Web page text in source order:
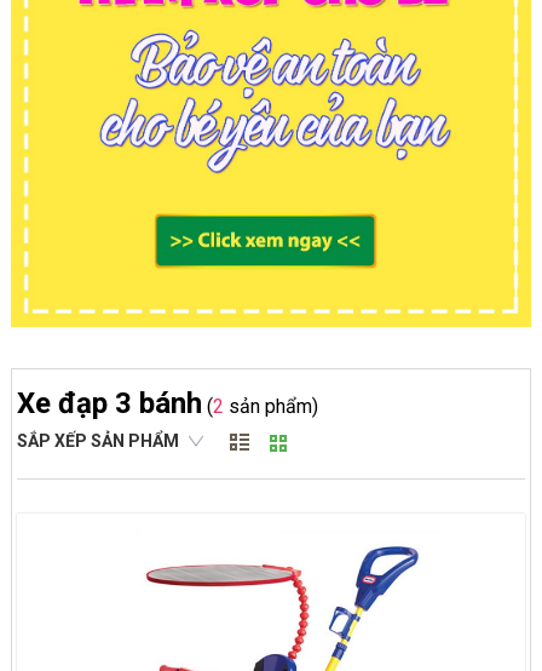
Xe đạp 3 bánh (2 sản phẩm)
SẮP XẾP SẢN PHẨM